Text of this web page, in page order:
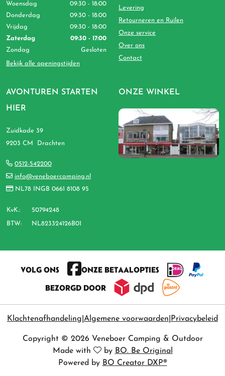
AVONTUREN STARTEN
HIER
Zuidkade 39
9203 CM Drachten
0512-542200
info@veneboercamping.nl
NL78 INGB 0661 8108 95
KvK.: 50794248
BTW: NL823324126B01
Woensdag
09:30 - 18:00
Donderdag
09:30 - 18:00
Vrijdag
09:30 - 18:00
Zaterdag
09:30 - 17:00
Zondag
Gesloten
Bekijk alle openingstijden
Levering
Retourneren en Ruilen
Onze service
Over ons
Contact
ONZE WINKEL
VOLG ONS
ONZE BETAALOPTIES
BEZORGD DOOR
Klachtenafhandeling Algemene voorwaarden Privacybeleid
Copyright © 2026 Veneboer Camping & Outdoor
Made with
by BO. Be Original
Powered by BO Creator DXP®